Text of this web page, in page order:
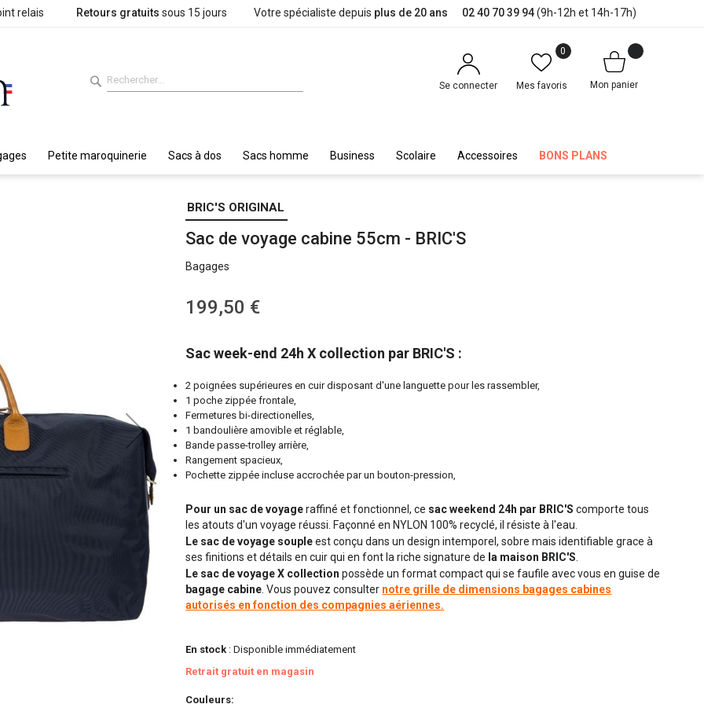
relais Retours gratuits sous 15 jours Votre spécialiste depuis plus de 20 ans 02 40 70 39 94(9h-12h et 14h-17h)
Se connecter
0
Mes favoris Mon panier
Petite maroquinerie Sacs à dos Sacs homme Business Scolaire Accessoires BONS PLANS
BRIC'S ORIGINAL
Sac de voyage cabine 55cm - BRIC'S
Bagages
199,50 €
Sac week-end 24h X collection par BRIC'S :
2 poignées supérieures en cuir disposant d'une languette pour les rassembler,
1 poche zippée frontale,
Fermetures bi-directionelles,
1 bandoulière amovible et réglable,
Bande passe-trolley arrière,
Rangement spacieux,
Pochette zippée incluse accrochée par un bouton-pression,
Pour un sac de voyageraffiné et fonctionnel, ce sac weekend 24h par BRIC'S comporte tous
les atouts d'un voyage réussi. Façonné en NYLON 100% recyclé, il résiste à l'eau.
Le sac de voyage soupleest conçu dans un design intemporel, sobre mais identifiable grace à
ses finitions et détails en cuir qui en font la riche signature de la maison BRIC'S
Le sac de voyage X collection possède un format compact qui se faufile avec vous en guise de
bagage cabine . Vous pouvez consulter notre grille de dimensions bagages cabines
autorisés en fonction des compagnies aériennes.
En stock : Disponible immédiatement
Retrait gratuit en magasin
Couleurs